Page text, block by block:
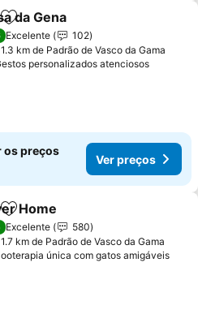
Adicionar aos favoritos
da Gena
Excelente
102
km de Padrão de Vasco da Gama
personalizados atenciosos
os preços
Ver preços
Adicionar aos favoritos
Home
Excelente
580
km de Padrão de Vasco da Gama
única com gatos amigáveis